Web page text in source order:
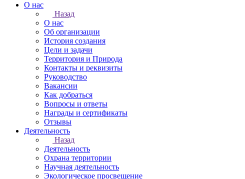
О нас
Назад
О нас
Об организации
История создания
Цели и задачи
Территория и Природа
Контакты и реквизиты
Руководство
Вакансии
Как добраться
Вопросы и ответы
Награды и сертификаты
Отзывы
Деятельность
Назад
Деятельность
Охрана территории
Научная деятельность
Экологическое просвещение